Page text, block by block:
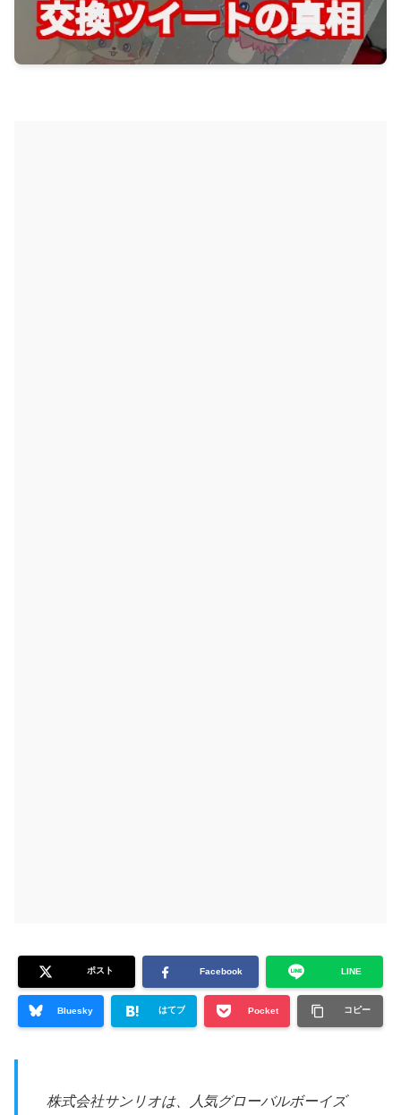
ポスト Facebook LINE
Bluesky はてブ Pocket コピー
株式会社サンリオは、人気グローバルボーイズ